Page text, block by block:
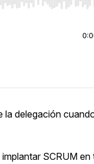
to jump to start
la delegación
SCRUM en